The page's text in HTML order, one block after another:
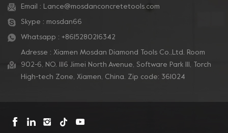
Email : Lance@mosdanconcretetools.com
Skype : mosdan66
Whatsapp : +8615280216342
Adresse : Xiamen Mosdan Diamond Tools Co.,Ltd. Room
902-6, NO. 1116 Jimei North Avenue, Software Park Ill, Torch
High-tech Zone, Xiamen, China. Zip code: 361024